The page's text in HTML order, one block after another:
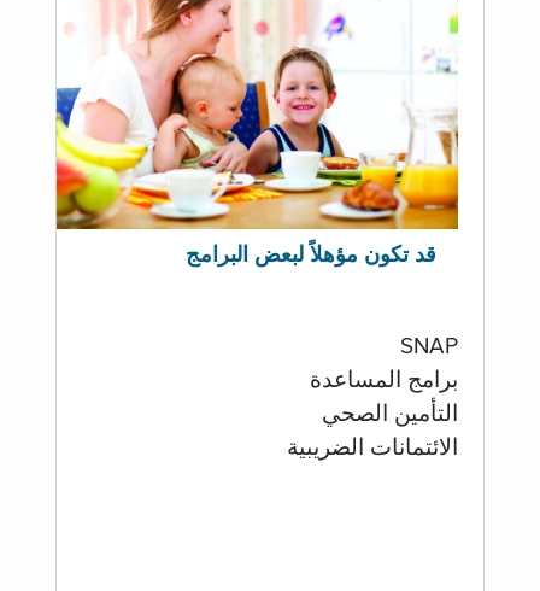
قد تكون مؤهلاً لبعض البرامج
SNAP
برامج المساعدة
التأمين الصحي
الائتمانات الضريبية